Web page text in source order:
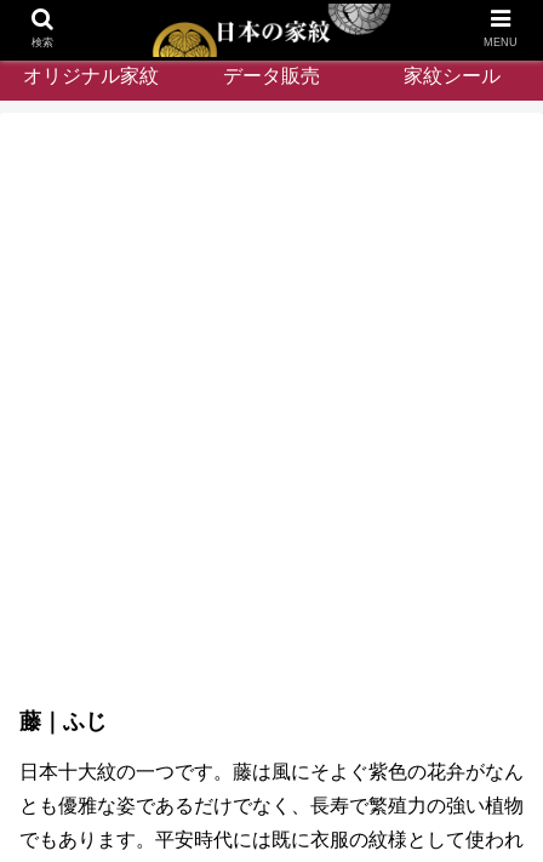
オリジナル家紋 データ販売 家紋シール
藤｜ふじ
日本十大紋の一つです。藤は風にそよぐ紫色の花弁がなん
とも優雅な姿であるだけでなく、長寿で繁殖力の強い植物
でもあります。平安時代には既に衣服の紋様として使われ
検索 MENU